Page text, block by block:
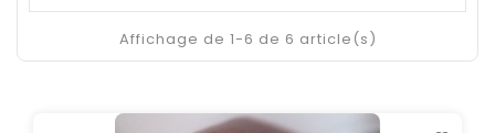
Affichage de 1-6 de 6 article(s)